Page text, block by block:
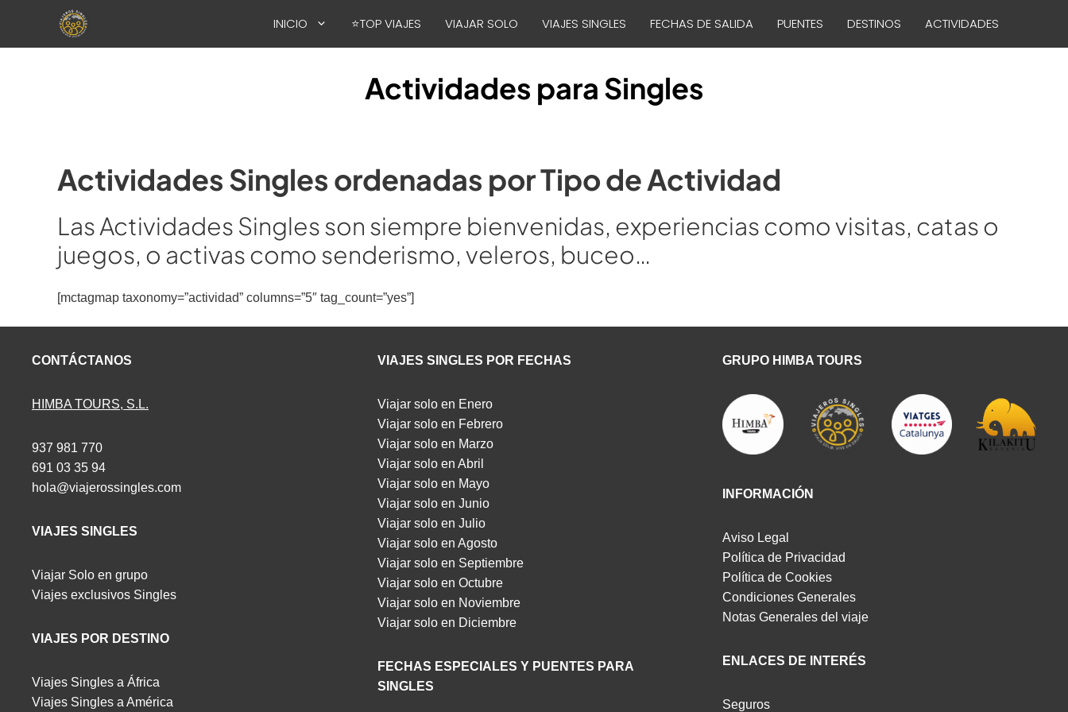
contenido
INICIO ⭐TOP VIAJES VIAJAR SOLO VIAJES SINGLES FECHAS DE SALIDA PUENTES DESTINOS ACTIVIDADES
Actividades para Singles
Actividades Singles ordenadas por Tipo de Actividad
Las Actividades Singles son siempre bienvenidas, experiencias como visitas, catas o
juegos, o activas como senderismo, veleros, buceo…
[mctagmap taxonomy=”actividad” columns=”5″ tag_count=”yes”]
CONTÁCTANOS
HIMBA TOURS, S.L.
937 981 770
691 03 35 94
hola@viajerossingles.com
VIAJES SINGLES
Viajar Solo en grupo
Viajes exclusivos Singles
VIAJES POR DESTINO
Viajes Singles a África
Viajes Singles a América
VIAJES SINGLES POR FECHAS
Viajar solo en Enero
Viajar solo en Febrero
Viajar solo en Marzo
Viajar solo en Abril
Viajar solo en Mayo
Viajar solo en Junio
Viajar solo en Julio
Viajar solo en Agosto
Viajar solo en Septiembre
Viajar solo en Octubre
Viajar solo en Noviembre
Viajar solo en Diciembre
FECHAS ESPECIALES Y PUENTES PARA
SINGLES
GRUPO HIMBA TOURS
INFORMACIÓN
Aviso Legal
Política de Privacidad
Política de Cookies
Condiciones Generales
Notas Generales del viaje
ENLACES DE INTERÉS
Seguros